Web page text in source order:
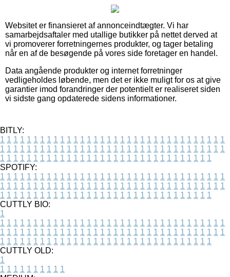
Websitet er finansieret af annonceindtægter. Vi har
samarbejdsaftaler med utallige butikker på nettet derved at
vi promoverer forretningernes produkter, og tager betaling
når en af de besøgende på vores side foretager en handel.
Data angående produkter og internet forretninger
vedligeholdes løbende, men det er ikke muligt for os at give
garantier imod forandringer der potentielt er realiseret siden
vi sidste gang opdaterede sidens informationer.
BITLY:
1 1 1 1 1 1 1 1 1 1 1 1 1 1 1 1 1 1 1 1 1 1 1 1 1 1 1 1 1 1 1 1 1 1
1 1 1 1 1 1 1 1 1 1 1 1 1 1 1 1 1 1 1 1 1 1 1 1 1 1 1 1 1 1 1 1 1 1
1 1 1 1 1 1 1 1 1 1 1 1 1 1 1 1 1 1 1 1 1 1 1 1 1 1 1 1 1 1 1 1
SPOTIFY:
1 1 1 1 1 1 1 1 1 1 1 1 1 1 1 1 1 1 1 1 1 1 1 1 1 1 1 1 1 1 1 1 1 1
1 1 1 1 1 1 1 1 1 1 1 1 1 1 1 1 1 1 1 1 1 1 1 1 1 1 1 1 1 1 1 1 1 1
1 1 1 1 1 1 1 1 1 1 1 1 1 1 1 1 1 1 1 1 1 1 1 1 1 1 1 1 1 1 1 1
CUTTLY BIO:
1
1 1 1 1 1 1 1 1 1 1 1 1 1 1 1 1 1 1 1 1 1 1 1 1 1 1 1 1 1 1 1 1 1 1
1 1 1 1 1 1 1 1 1 1 1 1 1 1 1 1 1 1 1 1 1 1 1 1 1 1 1 1 1 1 1 1 1 1
1 1 1 1 1 1 1 1 1 1 1 1 1 1 1 1 1 1 1 1 1 1 1 1 1 1 1 1 1 1 1 1
CUTTLY OLD:
1
1 1 1 1 1 1 1 1 1 1